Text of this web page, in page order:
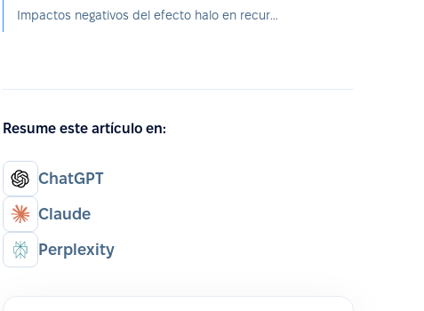
Impactos negativos del efecto halo en recursos humanos
Resume este artículo en:
ChatGPT
Claude
Perplexity